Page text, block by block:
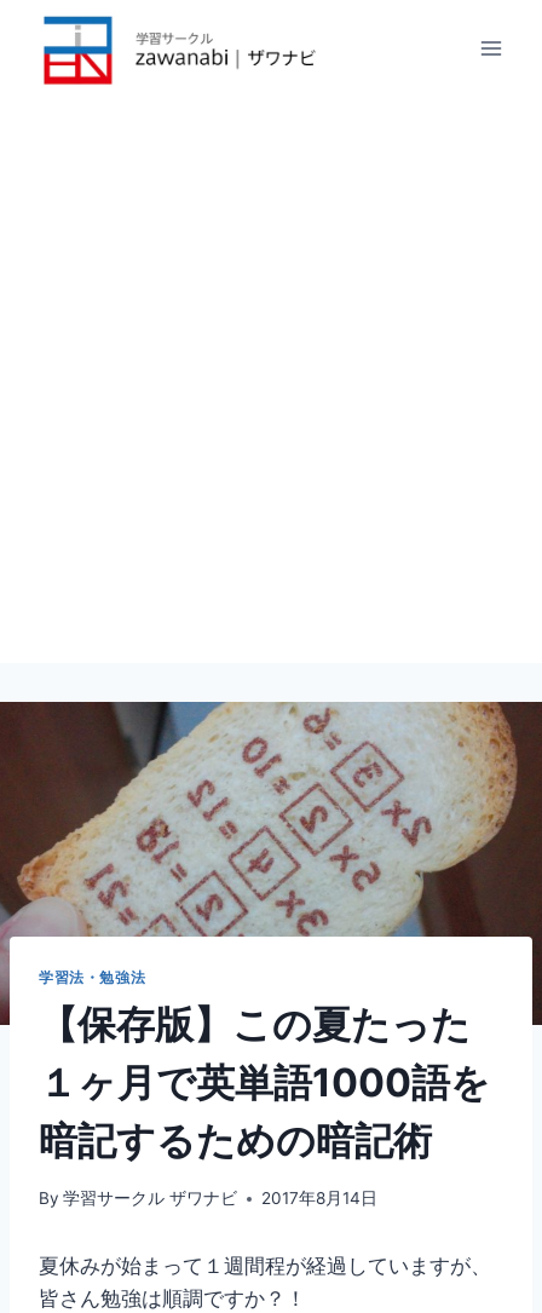
学習法・勉強法
【保存版】この夏たった
１ヶ月で英単語1000語を
暗記するための暗記術
By 学習サークル ザワナビ 2017年8月14日
夏休みが始まって１週間程が経過していますが、
皆さん勉強は順調ですか？！